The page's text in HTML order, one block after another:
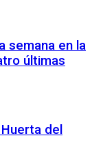
semana en la
últimas
del